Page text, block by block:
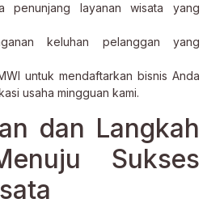
penunjang layanan wisata yang
keluhan pelanggan yang
untuk mendaftarkan bisnis Anda
usaha mingguan kami.
dan Langkah
Sukses